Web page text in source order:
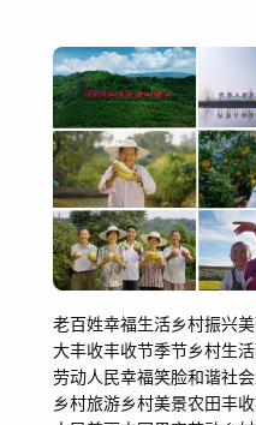
老百姓幸福生活乡村振兴
大丰收丰收节季节乡村生
劳动人民幸福笑脸和谐社
乡村旅游乡村美景农田丰